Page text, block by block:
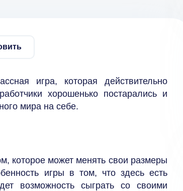
игра, которая действительно
хорошенько постарались и
мира на себе.
которое может менять свои размеры
игры в том, что здесь есть
возможность сыграть со своими